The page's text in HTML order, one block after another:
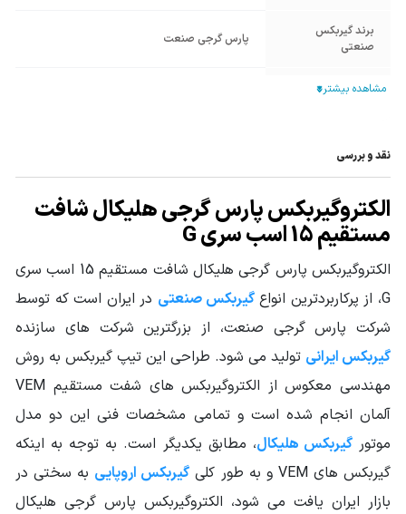
برند گیربکس
صنعتی
پارس گرجی صنعت
سری گیربکس - تیپ
نوع گیربکس
صنعتی
گیربکس هلیکال
توان ورودی
گیربکس
15HP - 11KW
گشتاور خروجی
گیربکس (N.m)
از 247 تا 787 نیوتن متر
جنس پوسته چدن Cast Iron
سرویس فاکتور
Service Factor
قطر شافت خروجی
60
نقد و بررسی
الکتروگیربکس پارس گرجی هلیکال شافت
مستقیم 15 اسب سری G
الکتروگیربکس پارس گرجی هلیکال شافت مستقیم 15 اسب سری
G، از پرکاربردترین انواع
گیربکس صنعتی در ایران است که توسط
شرکت پارس گرجی صنعت، از بزرگترین شرکت های سازنده
گیربکس ایرانی تولید می شود. طراحی این تیپ گیربکس به روش
مهندسی معکوس از الکتروگیربکس های شفت مستقیم VEM
آلمان انجام شده است و تمامی مشخصات فنی این دو مدل
موتورگیربکس هلیکال، مطابق یکدیگر است. به توجه به اینکه
گیربکس های VEM و به طور کلی
گیربکس اروپایی به سختی در
بازار ایران یافت می شود، الکتروگیربکس پارس گرجی هلیکال